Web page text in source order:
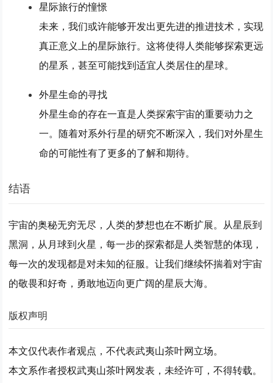
星际旅行的憧憬
未来，我们或许能够开发出更先进的推进技术，实现
真正意义上的星际旅行。这将使得人类能够探索更远
的星系，甚至可能找到适宜人类居住的星球。
外星生命的寻找
外星生命的存在一直是人类探索宇宙的重要动力之
一。随着对系外行星的研究不断深入，我们对外星生
命的可能性有了更多的了解和期待。
结语
宇宙的奥秘无穷无尽，人类的梦想也在不断扩展。从星辰到
黑洞，从月球到火星，每一步的探索都是人类智慧的体现，
每一次的发现都是对未知的征服。让我们继续怀揣着对宇宙
的敬畏和好奇，勇敢地迈向更广阔的星辰大海。
版权声明
本文仅代表作者观点，不代表武夷山茶叶网立场。
本文系作者授权武夷山茶叶网发表，未经许可，不得转载。